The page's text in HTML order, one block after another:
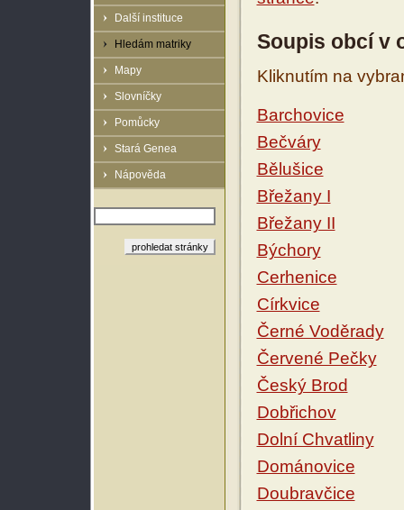
Další instituce
Hledám matriky
Mapy
Slovníčky
Pomůcky
Stará Genea
Nápověda
Soupis obcí v
Kliknutím na
Barchovice
Bečváry
Bělušice
Břežany I
Břežany II
Býchory
Cerhenice
Církvice
Černé Voděrady
Červené Pečky
Český Brod
Dobřichov
Dolní Chvatliny
Dománovice
Doubravčice